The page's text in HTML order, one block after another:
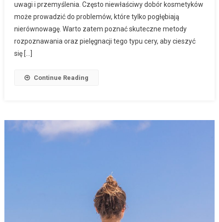
uwagi i przemyślenia. Często niewłaściwy dobór kosmetyków
może prowadzić do problemów, które tylko pogłębiają
nierównowagę. Warto zatem poznać skuteczne metody
rozpoznawania oraz pielęgnacji tego typu cery, aby cieszyć
się […]
Continue Reading